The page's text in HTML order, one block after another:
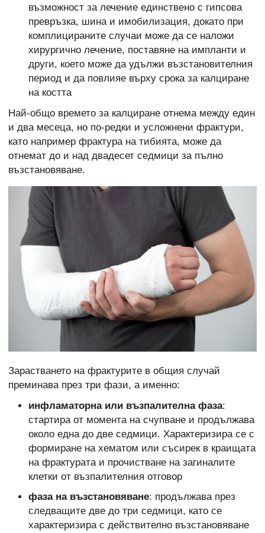
възможност за лечение единствено с гипсова
превръзка, шина и имобилизация, докато при
комплицираните случаи може да се наложи
хирургично лечение, поставяне на импланти и
други, което може да удължи възстановителния
период и да повлияе върху срока за калциране
на костта
Най-общо времето за калциране отнема между един
и два месеца, но по-редки и усложнени фрактури,
като например фрактура на тибията, може да
отнемат до и над двадесет седмици за пълно
възстановяване.
Зарастването на фрактурите в общия случай
преминава през три фази, а именно:
инфламаторна или възпалителна фаза:
стартира от момента на счупване и продължава
около една до две седмици. Характеризира се с
формиране на хематом или съсирек в краищата
на фрактурата и прочистване на загиналите
клетки от възпалителния отговор
фаза на възстановяване: продължава през
следващите две до три седмици, като се
характеризира с действително възстановяване